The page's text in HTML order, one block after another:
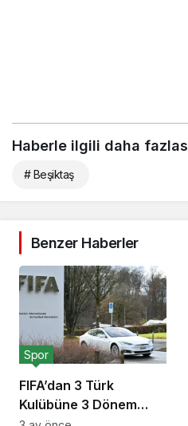
Haberle ilgili daha
# Beşiktaş
Benzer Haberler
FIFA’dan 3 Türk
Kulübüne 3 Dönem
Spor